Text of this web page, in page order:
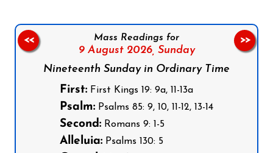
Mass Readings for
9 August 2026, Sunday
Nineteenth Sunday in Ordinary Time
First: First Kings 19: 9a, 11-13a
Psalm: Psalms 85: 9, 10, 11-12, 13-14
Second: Romans 9: 1-5
Alleluia: Psalms 130: 5
<< >>